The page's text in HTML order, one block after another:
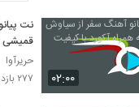
۰۲:۰۰
نت
قمیشی
عالی
حریرآوا
۲۷۷ بازدید